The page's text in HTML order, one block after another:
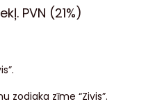
PVN (21%)
zodiaka zīme “Zivis”.